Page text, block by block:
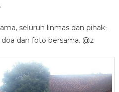
seluruh linmas dan pihak-
dan foto bersama. @z